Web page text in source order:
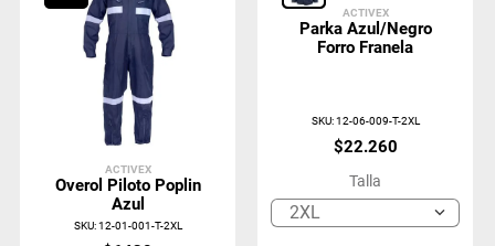
ACTIVEX
Overol Piloto Poplin
Azul
SKU:12-01-001-T-2XL
ACTIVEX
Parka Azul/Negro
Forro Franela
SKU:12-06-009-T-2XL
$22.260
Talla
2XL